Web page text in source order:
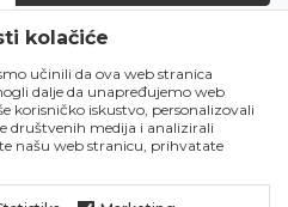
kolačiće
učinili da ova web stranica
dalje da unapređujemo web
korisničko iskustvo, personalizovali
društvenih medija i analizirali
našu web stranicu, prihvatate